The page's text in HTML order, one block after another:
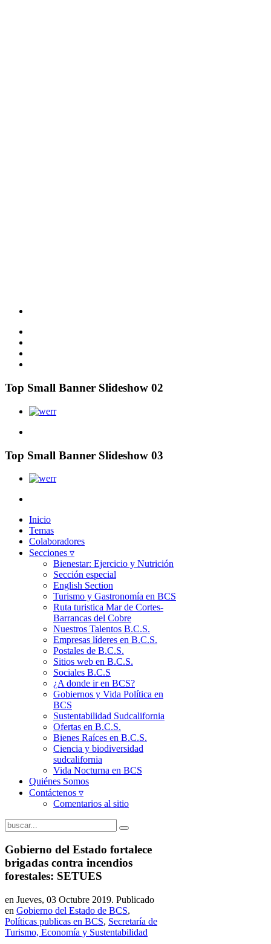
Top Small Banner Slideshow 02
Top Small Banner Slideshow 03
Inicio
Temas
Colaboradores
Secciones ▿
Bienestar: Ejercicio y Nutrición
Sección especial
English Section
Turismo y Gastronomía en BCS
Ruta turistica Mar de Cortes-
Barrancas del Cobre
Nuestros Talentos B.C.S.
Empresas líderes en B.C.S.
Postales de B.C.S.
Sitios web en B.C.S.
Sociales B.C.S
¿A donde ir en BCS?
Gobiernos y Vida Política en
BCS
Sustentabilidad Sudcalifornia
Ofertas en B.C.S.
Bienes Raíces en B.C.S.
Ciencia y biodiversidad
sudcalifornia
Vida Nocturna en BCS
Quiénes Somos
Contáctenos ▿
Comentarios al sitio
Gobierno del Estado fortalece
brigadas contra incendios
forestales: SETUES
en Jueves, 03 Octubre 2019. Publicado
en Gobierno del Estado de BCS,
Políticas publicas en BCS, Secretaría de
Turismo, Economía y Sustentabilidad